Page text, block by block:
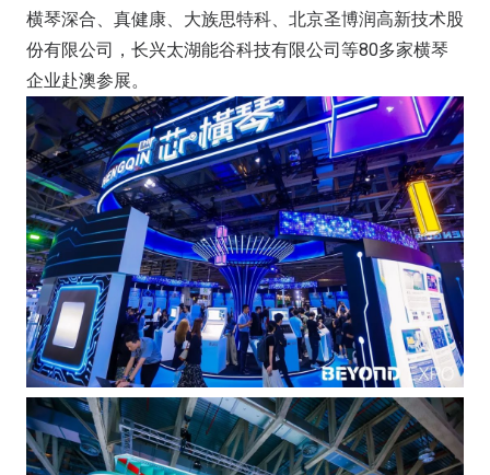
横琴深合、真健康、大族思特科、北京圣博润高新技术股
份有限公司，长兴太湖能谷科技有限公司等80多家横琴
企业赴澳参展。